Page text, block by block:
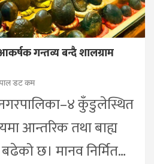
गन्तव्य बन्दै शालग्राम
डट कम
कुँडुलेस्थित
आन्तरिक तथा बाह्य
छ। मानव निर्मित…